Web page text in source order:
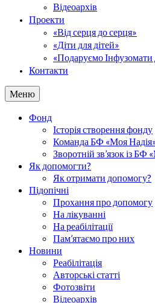
Відеоархів
Проекти
«Від серця до серця»
«Діти для дітей»
«Подаруємо Інфузомати
Контакти
Меню
Фонд
Історія створення фонду
Команда БФ «Моя
Зворотній зв’язок із БФ
Як допомогти?
Як отримати допомогу?
Підопічні
Прохання про допомогу
На лікуванні
На реабілітації
Пам’ятаємо про них
Новини
Реабілітація
Авторські статті
Фотозвіти
Відеоархів